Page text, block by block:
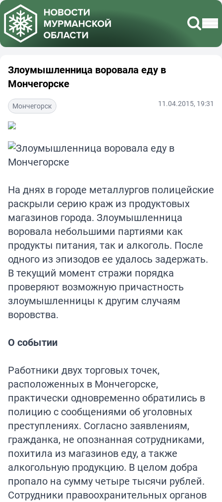
Злоумышленница воровала еду в
Мончегорске
Мончегорск 11.04.2015, 19:31
На днях в городе металлургов полицейские
раскрыли серию краж из продуктовых
магазинов города. Злоумышленница
воровала небольшими партиями как
продукты питания, так и алкоголь. После
одного из эпизодов ее удалось задержать.
В текущий момент стражи порядка
проверяют возможную причастность
злоумышленницы к другим случаям
воровства.
О событии
Работники двух торговых точек,
расположенных в Мончегорске,
практически одновременно обратились в
полицию с сообщениями об уголовных
преступлениях. Согласно заявлениям,
гражданка, не опознанная сотрудниками,
похитила из магазинов еду, а также
алкогольную продукцию. В целом добра
пропало на сумму четыре тысячи рублей.
Сотрудники правоохранительных органов